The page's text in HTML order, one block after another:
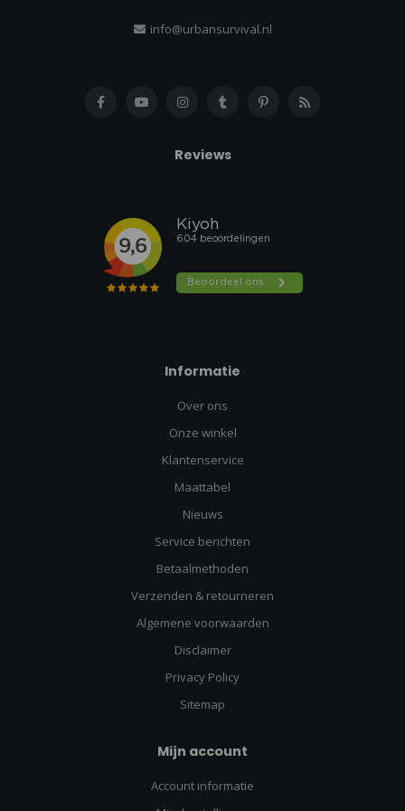
info@urbansurvival.nl
Reviews
Informatie
Over ons
Onze winkel
Klantenservice
Maattabel
Nieuws
Service berichten
Betaalmethoden
Verzenden & retourneren
Algemene voorwaarden
Disclaimer
Privacy Policy
Sitemap
Mijn account
Account informatie